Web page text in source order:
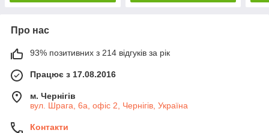
Про нас
93% позитивних з 214 відгуків за рік
Працює з 17.08.2016
м. Чернігів
вул. Шрага, 6а, офіс 2, Чернігів, Україна
Контакти